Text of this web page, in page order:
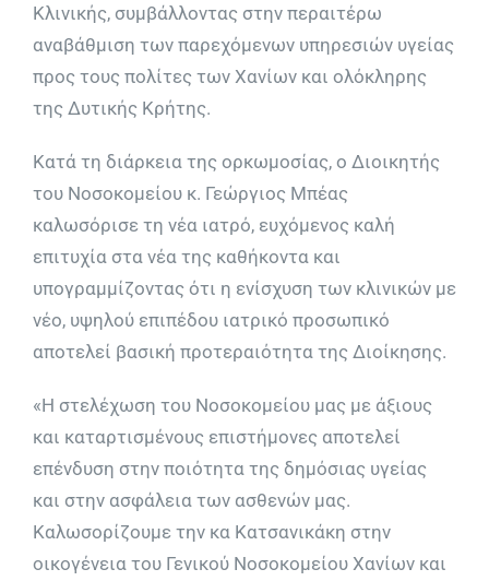
Κλινικής, συμβάλλοντας στην περαιτέρω
αναβάθμιση των παρεχόμενων υπηρεσιών υγείας
προς τους πολίτες των Χανίων και ολόκληρης
της Δυτικής Κρήτης.
Κατά τη διάρκεια της ορκωμοσίας, ο Διοικητής
του Νοσοκομείου κ. Γεώργιος Μπέας
καλωσόρισε τη νέα ιατρό, ευχόμενος καλή
επιτυχία στα νέα της καθήκοντα και
υπογραμμίζοντας ότι η ενίσχυση των κλινικών με
νέο, υψηλού επιπέδου ιατρικό προσωπικό
αποτελεί βασική προτεραιότητα της Διοίκησης.
«Η στελέχωση του Νοσοκομείου μας με άξιους
και καταρτισμένους επιστήμονες αποτελεί
επένδυση στην ποιότητα της δημόσιας υγείας
και στην ασφάλεια των ασθενών μας.
Καλωσορίζουμε την κα Κατσανικάκη στην
οικογένεια του Γενικού Νοσοκομείου Χανίων και